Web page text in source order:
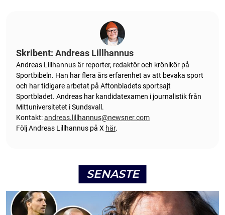
Skribent: Andreas Lillhannus
Andreas Lillhannus är reporter, redaktör och krönikör på
Sportbibeln. Han har flera års erfarenhet av att bevaka sport
och har tidigare arbetat på Aftonbladets sportsajt
Sportbladet. Andreas har kandidatexamen i journalistik från
Mittuniversitetet i Sundsvall.
Kontakt:andreas.lillhannus@newsner.com
Följ Andreas Lillhannus på X här.
SENASTE